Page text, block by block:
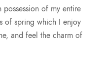
of my entire
of spring which I enjoy
and feel the charm of